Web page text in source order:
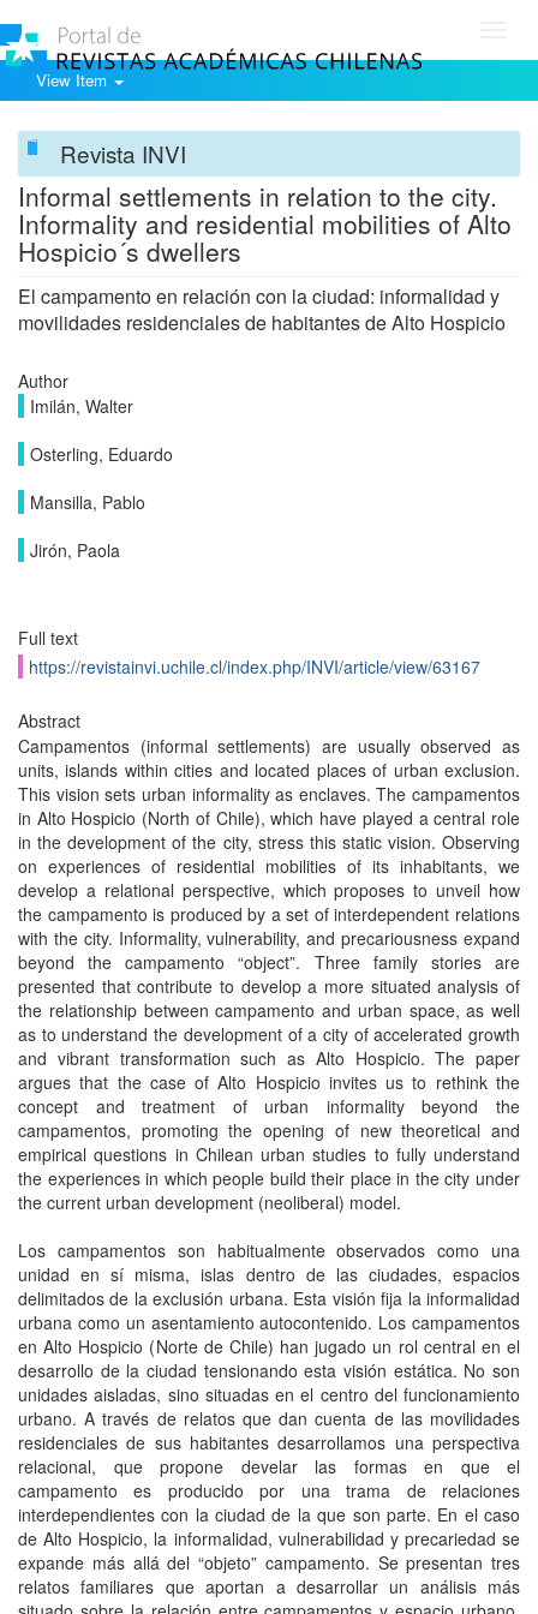
View Item
Revista INVI
Informal settlements in relation to the city.
Informality and residential mobilities of Alto
Hospicio´s dwellers
El campamento en relación con la ciudad: informalidad y
movilidades residenciales de habitantes de Alto Hospicio
Author
Imilán, Walter
Osterling, Eduardo
Mansilla, Pablo
Jirón, Paola
Full text
https://revistainvi.uchile.cl/index.php/INVI/article/view/63167
Abstract
Campamentos (informal settlements) are usually observed as
units, islands within cities and located places of urban exclusion.
This vision sets urban informality as enclaves. The campamentos
in Alto Hospicio (North of Chile), which have played a central role
in the development of the city, stress this static vision. Observing
on experiences of residential mobilities of its inhabitants, we
develop a relational perspective, which proposes to unveil how
the campamento is produced by a set of interdependent relations
with the city. Informality, vulnerability, and precariousness expand
beyond the campamento “object”. Three family stories are
presented that contribute to develop a more situated analysis of
the relationship between campamento and urban space, as well
as to understand the development of a city of accelerated growth
and vibrant transformation such as Alto Hospicio. The paper
argues that the case of Alto Hospicio invites us to rethink the
concept and treatment of urban informality beyond the
campamentos, promoting the opening of new theoretical and
empirical questions in Chilean urban studies to fully understand
the experiences in which people build their place in the city under
the current urban development (neoliberal) model.
Los campamentos son habitualmente observados como una
unidad en sí misma, islas dentro de las ciudades, espacios
delimitados de la exclusión urbana. Esta visión fija la informalidad
urbana como un asentamiento autocontenido. Los campamentos
en Alto Hospicio (Norte de Chile) han jugado un rol central en el
desarrollo de la ciudad tensionando esta visión estática. No son
unidades aisladas, sino situadas en el centro del funcionamiento
urbano. A través de relatos que dan cuenta de las movilidades
residenciales de sus habitantes desarrollamos una perspectiva
relacional, que propone develar las formas en que el
campamento es producido por una trama de relaciones
interdependientes con la ciudad de la que son parte. En el caso
de Alto Hospicio, la informalidad, vulnerabilidad y precariedad se
expande más allá del “objeto” campamento. Se presentan tres
relatos familiares que aportan a desarrollar un análisis más